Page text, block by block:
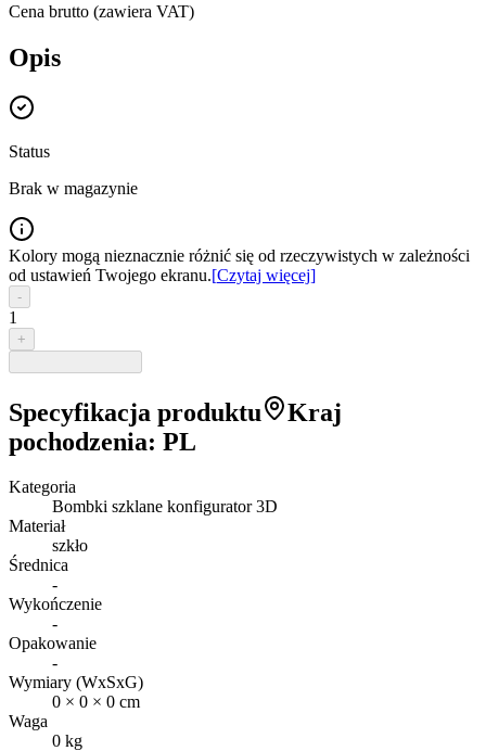
Cena brutto (zawiera VAT)
Opis
Status
Brak w magazynie
Kolory mogą nieznacznie różnić się od rzeczywistych w zależności
od ustawień Twojego ekranu.[Czytaj więcej]
-
1
+
Specyfikacja produktu
Kraj
pochodzenia: PL
Kategoria
Bombki szklane konfigurator 3D
Materiał
szkło
Średnica
-
Wykończenie
-
Opakowanie
-
Wymiary (WxSxG)
0 × 0 × 0 cm
Waga
0 kg